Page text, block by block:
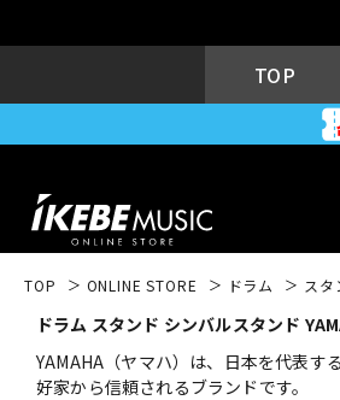
TOP
TOP ONLINE STORE ドラム スタ
ドラム スタンド シンバルスタンド
YAMAHA（ヤマハ）は、日本を代表す
好家から信頼されるブランドです。